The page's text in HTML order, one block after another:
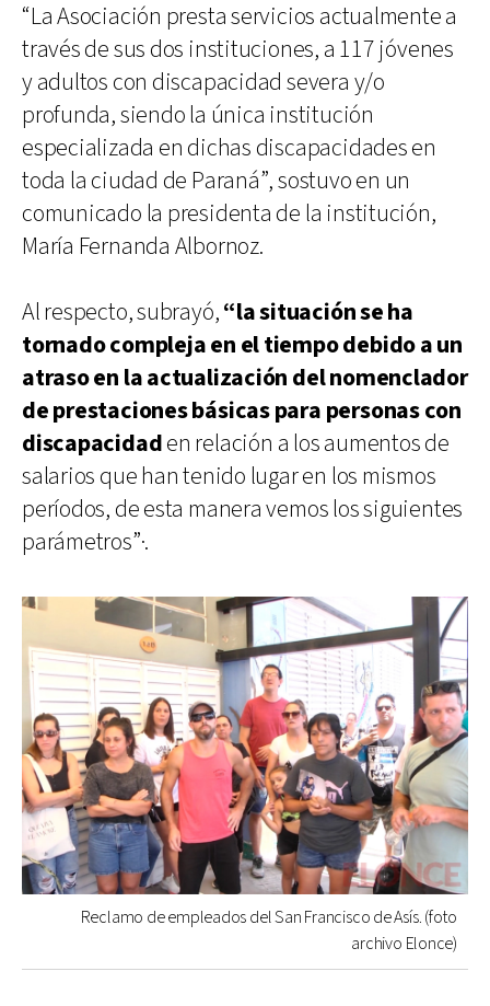
“La Asociación presta servicios actualmente a
través de sus dos instituciones, a 117 jóvenes
y adultos con discapacidad severa y/o
profunda, siendo la única institución
especializada en dichas discapacidades en
toda la ciudad de Paraná”, sostuvo en un
comunicado la presidenta de la institución,
María Fernanda Albornoz.
Al respecto, subrayó,“la situación se ha
tornado compleja en el tiempo debido a un
atraso en la actualización del nomenclador
de prestaciones básicas para personas con
discapacidaden relación a los aumentos de
salarios que han tenido lugar en los mismos
períodos, de esta manera vemos los siguientes
parámetros”·.
Reclamo de empleados del San Francisco de Asís. (foto
archivo Elonce)